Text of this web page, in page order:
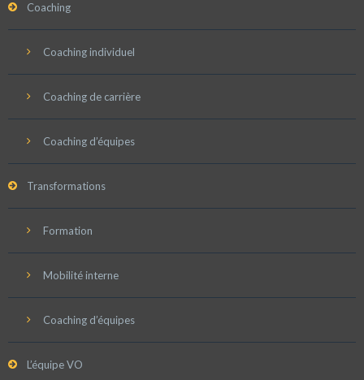
Coaching
Coaching individuel
Coaching de carrière
Coaching d’équipes
Transformations
Formation
Mobilité interne
Coaching d’équipes
L’équipe VO